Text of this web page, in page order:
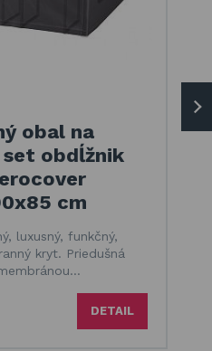
obal na
set obdĺžnik
cm
luxusný, funkčný,
kryt. Priedušná
DETAIL